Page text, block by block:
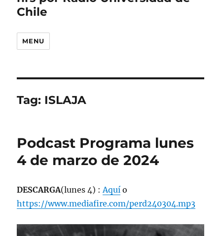
Chile
MENU
Tag: ISLAJA
Podcast Programa lunes
4 de marzo de 2024
DESCARGA(lunes 4) :Aquí o
https://www.mediafire.com/perd240304.mp3